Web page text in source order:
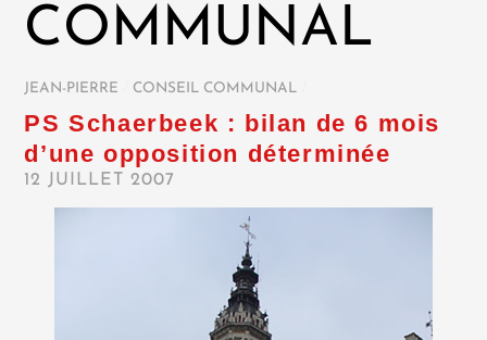
COMMUNAL
JEAN-PIERRE CONSEIL COMMUNAL
PS Schaerbeek : bilan de 6 mois
d’une opposition déterminée
12 JUILLET 2007